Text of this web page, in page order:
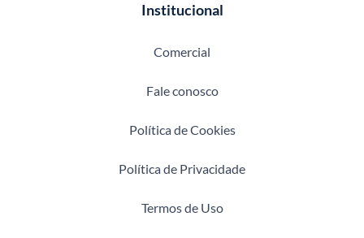
Institucional
Comercial
Fale conosco
Política de Cookies
Política de Privacidade
Termos de Uso